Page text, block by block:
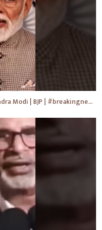
पीएम मोदी की युवाओं को सलाह | PM Narendra Modi | BJP | #breakingnews #shorts #yt #news